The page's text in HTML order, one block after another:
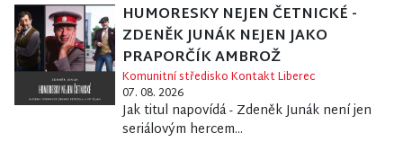
HUMORESKY NEJEN ČETNICKÉ -
ZDENĚK JUNÁK NEJEN JAKO
PRAPORČÍK AMBROŽ
Komunitní středisko Kontakt Liberec
07. 08. 2026
Jak titul napovídá - Zdeněk Junák není jen
seriálovým hercem...